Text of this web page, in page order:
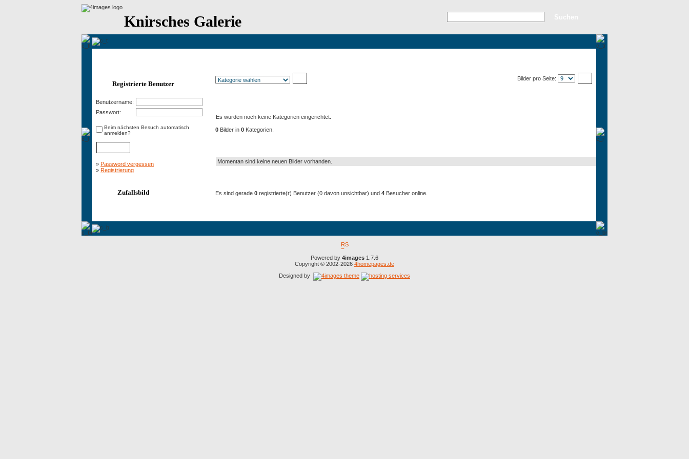
Knirsches Galerie
Registrierte Benutzer
Benutzername:
Passwort:
Beim nächsten Besuch automatisch
anmelden?
» Password vergessen
» Registrierung
Zufallsbild
Bilder pro Seite:
Es wurden noch keine Kategorien eingerichtet.
0 Bilder in 0 Kategorien.
Momentan sind keine neuen Bilder vorhanden.
Es sind gerade 0 registrierte(r) Benutzer (0 davon unsichtbar) und 4 Besucher online.
Powered by 4images 1.7.6
Copyright © 2002-2026 4homepages.de
Designed by